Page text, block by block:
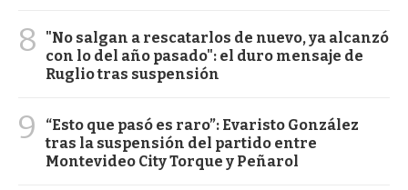
8
"No salgan a rescatarlos de nuevo, ya alcanzó
con lo del año pasado": el duro mensaje de
Ruglio tras suspensión
9
“Esto que pasó es raro”: Evaristo González
tras la suspensión del partido entre
Montevideo City Torque y Peñarol